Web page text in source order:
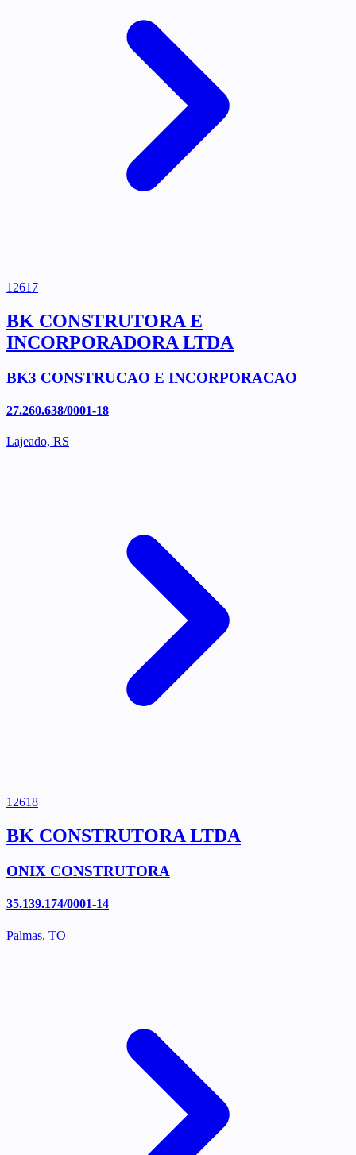
12617
BK CONSTRUTORA E
INCORPORADORA LTDA
BK3 CONSTRUCAO E INCORPORACAO
27.260.638/0001-18
Lajeado, RS
12618
BK CONSTRUTORA LTDA
ONIX CONSTRUTORA
35.139.174/0001-14
Palmas, TO